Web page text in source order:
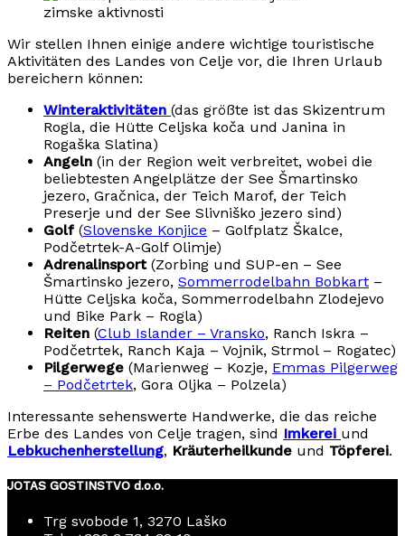
Wir stellen Ihnen einige andere wichtige touristische
Aktivitäten des Landes von Celje vor, die Ihren Urlaub
bereichern können:
Winteraktivitäten (das größte ist das Skizentrum
Rogla, die Hütte Celjska koča und Janina in
Rogaška Slatina)
Angeln (in der Region weit verbreitet, wobei die
beliebtesten Angelplätze der See Šmartinsko
jezero, Gračnica, der Teich Marof, der Teich
Preserje und der See Slivniško jezero sind)
Golf (Slovenske Konjice – Golfplatz Škalce,
Podčetrtek-A-Golf Olimje)
Adrenalinsport (Zorbing und SUP-en – See
Šmartinsko jezero, Sommerrodelbahn Bobkart –
Hütte Celjska koča, Sommerrodelbahn Zlodejevo
und Bike Park – Rogla)
Reiten (Club Islander – Vransko, Ranch Iskra –
Podčetrtek, Ranch Kaja – Vojnik, Strmol – Rogatec)
Pilgerwege (Marienweg – Kozje, Emmas Pilgerweg
– Podčetrtek, Gora Oljka – Polzela)
Interessante sehenswerte Handwerke, die das reiche
Erbe des Landes von Celje tragen, sind Imkerei und
Lebkuchenherstellung, Kräuterheilkunde und Töpferei.
JOTAS GOSTINSTVO d.o.o.
Trg svobode 1, 3270 Laško